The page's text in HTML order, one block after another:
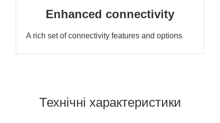
Enhanced connectivity
A rich set of connectivity features and options
Технічні характеристики